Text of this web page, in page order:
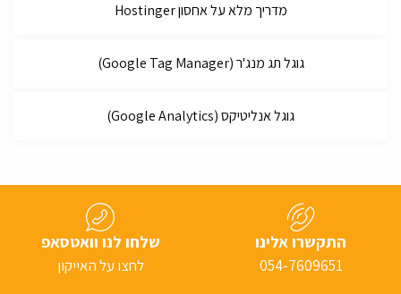
מדריך מלא על אחסון Hostinger
גוגל תג מנג'ר (Google Tag Manager)
גוגל אנליטיקס (Google Analytics)
התקשרו אלינו
054-7609651
שלחו לנו וואטסאפ
לחצו על האייקון